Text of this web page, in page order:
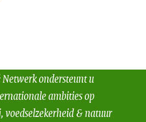
ondersteunt u
ambities op
voedselzekerheid & natuur